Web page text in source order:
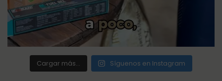
Cargar más... Síguenos en Instagram